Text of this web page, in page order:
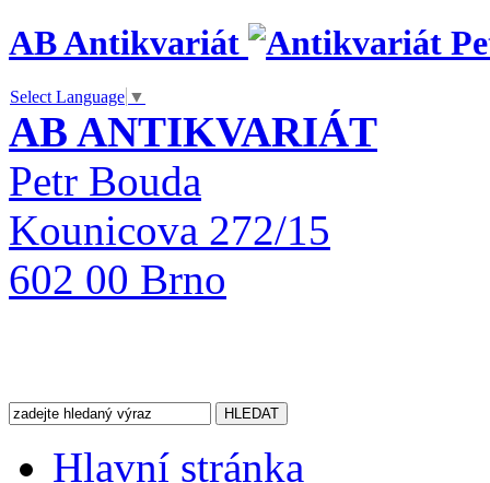
AB Antikvariát
Select Language ▼
AB ANTIKVARIÁT
Petr Bouda
Kounicova 272/15
602 00 Brno
Hlavní stránka